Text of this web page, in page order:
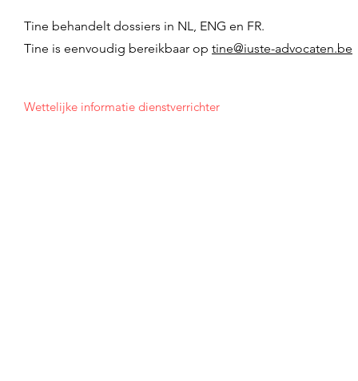
Tine behandelt dossiers in NL, ENG en FR.
Tine is eenvoudig bereikbaar op tine@iuste-advocaten.be
Wettelijke informatie dienstverrichter